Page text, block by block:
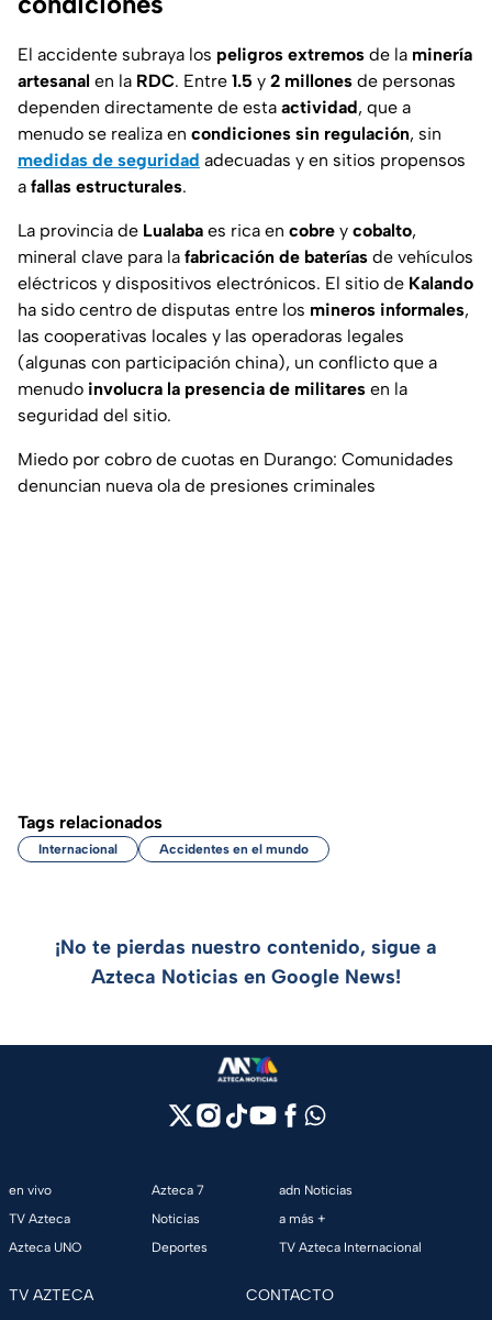
El accidente subraya los peligros extremos de la minería
artesanal en la RDC. Entre 1.5 y 2 millones de personas
dependen directamente de esta actividad, que a
menudo se realiza en condiciones sin regulación, sin
medidas de seguridad adecuadas y en sitios propensos
a fallas estructurales.
La provincia de Lualaba es rica en cobre y cobalto,
mineral clave para la fabricación de baterías de vehículos
eléctricos y dispositivos electrónicos. El sitio de Kalando
ha sido centro de disputas entre los mineros informales,
las cooperativas locales y las operadoras legales
(algunas con participación china), un conflicto que a
menudo involucra la presencia de militares en la
seguridad del sitio.
Miedo por cobro de cuotas en Durango: Comunidades
denuncian nueva ola de presiones criminales
Tags relacionados
Internacional Accidentes en el mundo
¡No te pierdas nuestro contenido, sigue a
Azteca Noticias en Google News!
en vivo
TV Azteca
Azteca UNO
Azteca 7
Noticias
Deportes
adn Noticias
a más +
TV Azteca Internacional
TV AZTECA CONTACTO